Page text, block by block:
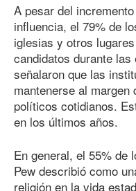
A pesar del
influencia, el 79% de
iglesias y otros
candidatos durante
señalaron que las
mantenerse al
políticos cotidianos.
en los últimos años.
En general, el 55% de
Pew describió como
religión en la vida